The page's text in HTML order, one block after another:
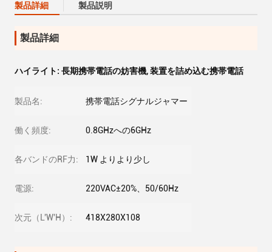
製品詳細 製品説明
製品詳細
ハイライト: 長期携帯電話の妨害機,装置を詰め込む携帯電話
製品名: 携帯電話シグナルジャマー
働く頻度: 0.8GHzへの6GHz
各バンドのRF力: 1W よりより少し
電源: 220VAC±20%、50/60Hz
次元（L'W'H）: 418X280X108